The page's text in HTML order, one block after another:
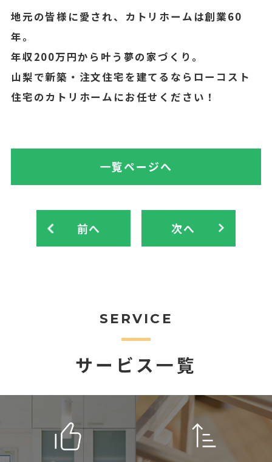
地元の皆様に愛され、カトリホームは創業60
年。
年収200万円から叶う夢の家づくり。
山梨で新築・注文住宅を建てるならローコスト
住宅のカトリホームにお任せください！
前へ
一覧ページへ
次へ
SERVICE
サービス一覧